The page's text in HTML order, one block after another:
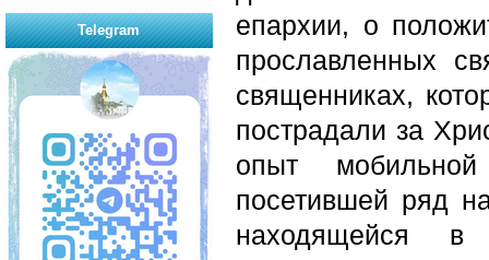
епархии, о
прославленных
священниках,
пострадали за
опыт
посетившей ряд
находящейся
Telegram